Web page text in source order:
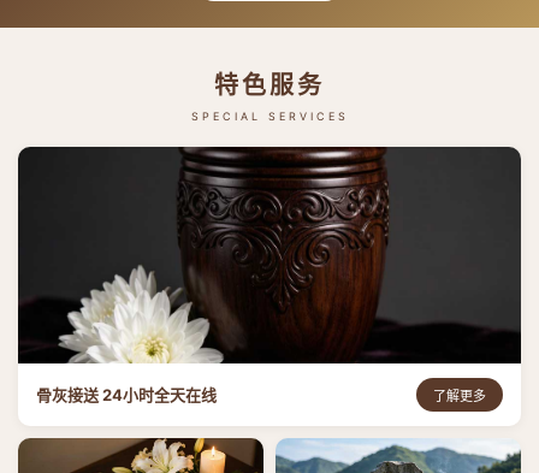
特色服务
SPECIAL SERVICES
骨灰接送 24小时全天在线 了解更多